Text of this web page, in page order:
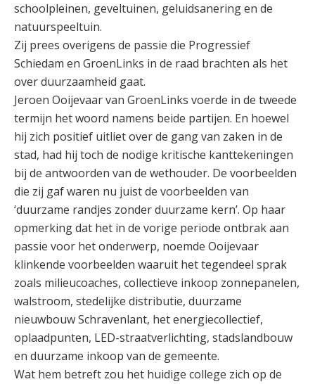
schoolpleinen, geveltuinen, geluidsanering en de
natuurspeeltuin.
Zij prees overigens de passie die Progressief
Schiedam en GroenLinks in de raad brachten als het
over duurzaamheid gaat.
Jeroen Ooijevaar van GroenLinks voerde in de tweede
termijn het woord namens beide partijen. En hoewel
hij zich positief uitliet over de gang van zaken in de
stad, had hij toch de nodige kritische kanttekeningen
bij de antwoorden van de wethouder. De voorbeelden
die zij gaf waren nu juist de voorbeelden van
‘duurzame randjes zonder duurzame kern’. Op haar
opmerking dat het in de vorige periode ontbrak aan
passie voor het onderwerp, noemde Ooijevaar
klinkende voorbeelden waaruit het tegendeel sprak
zoals milieucoaches, collectieve inkoop zonnepanelen,
walstroom, stedelijke distributie, duurzame
nieuwbouw Schravenlant, het energiecollectief,
oplaadpunten, LED-straatverlichting, stadslandbouw
en duurzame inkoop van de gemeente.
Wat hem betreft zou het huidige college zich op de